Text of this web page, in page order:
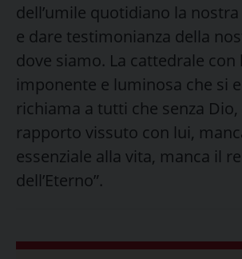
dell’umile quotidiano la
e dare testimonianza della
dove siamo. La cattedrale con
imponente e luminosa che si
richiama a tutti che senza Dio,
rapporto vissuto con lui,
essenziale alla vita, manca il
dell’Eterno”.